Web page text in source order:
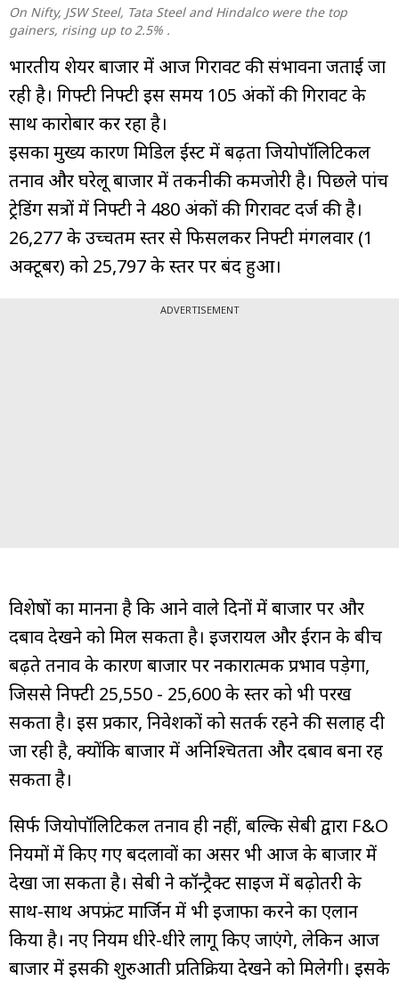
On Nifty, JSW Steel, Tata Steel and Hindalco were the top
gainers, rising up to 2.5% .
भारतीय शेयर बाजार में आज गिरावट की संभावना जताई जा
रही है। गिफ्टी निफ्टी इस समय 105 अंकों की गिरावट के
साथ कारोबार कर रहा है।
इसका मुख्य कारण मिडिल ईस्ट में बढ़ता जियोपॉलिटिकल
तनाव और घरेलू बाजार में तकनीकी कमजोरी है। पिछले पांच
ट्रेडिंग सत्रों में निफ्टी ने 480 अंकों की गिरावट दर्ज की है।
26,277 के उच्चतम स्तर से फिसलकर निफ्टी मंगलवार (1
अक्टूबर) को 25,797 के स्तर पर बंद हुआ।
ADVERTISEMENT
विशेषज्ञों का मानना है कि आने वाले दिनों में बाजार पर और
दबाव देखने को मिल सकता है। इजरायल और ईरान के बीच
बढ़ते तनाव के कारण बाजार पर नकारात्मक प्रभाव पड़ेगा,
जिससे निफ्टी 25,550 - 25,600 के स्तर को भी परख
सकता है। इस प्रकार, निवेशकों को सतर्क रहने की सलाह दी
जा रही है, क्योंकि बाजार में अनिश्चितता और दबाव बना रह
सकता है।
सिर्फ जियोपॉलिटिकल तनाव ही नहीं, बल्कि सेबी द्वारा F&O
नियमों में किए गए बदलावों का असर भी आज के बाजार में
देखा जा सकता है। सेबी ने कॉन्ट्रैक्ट साइज में बढ़ोतरी के
साथ-साथ अपफ्रंट मार्जिन में भी इजाफा करने का एलान
किया है। नए नियम धीरे-धीरे लागू किए जाएंगे, लेकिन आज
बाजार में इसकी शुरुआती प्रतिक्रिया देखने को मिलेगी। इसके